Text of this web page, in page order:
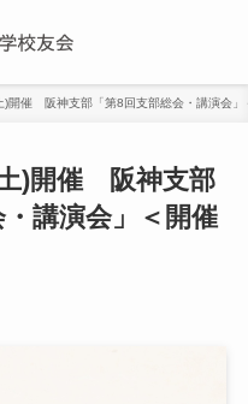
)開催 阪神支部「第8回支部総会・講演会」
)開催 阪神支部
・講演会」＜開催